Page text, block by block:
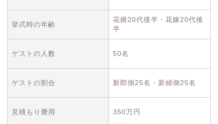
挙式時の年齢
花婿20代後半・花嫁20代後
半
ゲストの人数 50名
ゲストの割合 新郎側25名・新婦側25名
見積もり費用 350万円